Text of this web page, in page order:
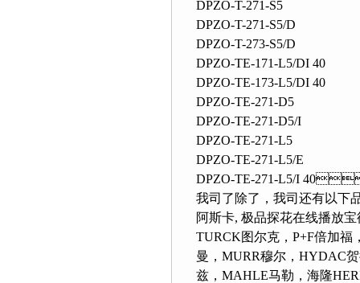
DPZO-T-271-S5
DPZO-T-271-S5/D
DPZO-T-273-S5/D
DPZO-TE-171-L5/DI 40
DPZO-TE-173-L5/DI 40
DPZO-TE-271-D5
DPZO-TE-271-D5/I
DPZO-TE-271-L5
DPZO-TE-271-L5/E
DPZO-TE-271-L5/I
我司了除了 ，我司还有以
阿斯卡, 极品探花在线播放宝
TURCK图尔克，P+F倍加福
曼，MURR穆尔，
兹，MAHLE马勒，海隆